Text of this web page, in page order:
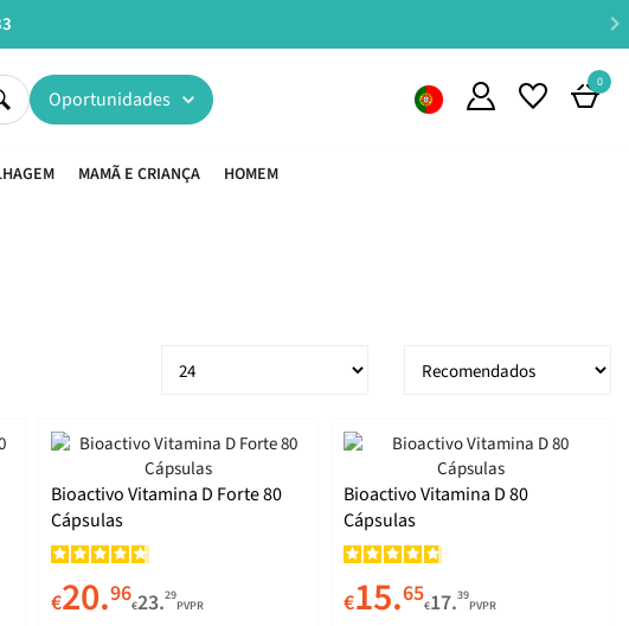
a partir de €45*
Oportunidades
0
MAMÃ E CRIANÇA HOMEM
Bioactivo Vitamina D Forte 80
Cápsulas
€20.96€23.29
PVPR
Bioactivo Vitamina D 80
Cápsulas
€15.65€17.39
PVPR